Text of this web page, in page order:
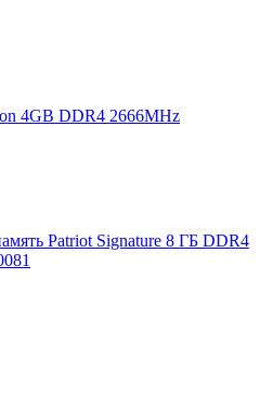
4GB DDR4 2666MHz